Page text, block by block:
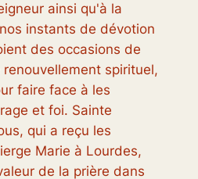
ainsi qu'à la
instants de dévotion
des occasions de
spirituel,
faire face à les
et foi. Sainte
qui a reçu les
Marie à Lourdes,
de la prière dans